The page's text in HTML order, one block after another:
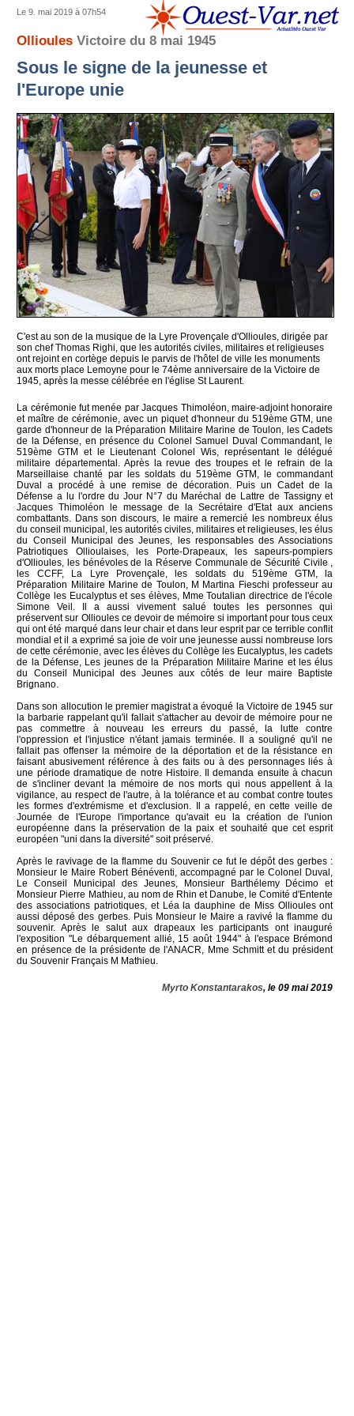
Le 9. mai 2019 à 07h54
OllioulesVictoire du 8 mai 1945
Sous le signe de la jeunesse et
l'Europe unie
C'est au son de la musique de la Lyre Provençale d'Ollioules, dirigée par
son chef Thomas Righi, que les autorités civiles, militaires et religieuses
ont rejoint en cortège depuis le parvis de l'hôtel de ville les monuments
aux morts place Lemoyne pour le 74ème anniversaire de la Victoire de
1945, après la messe célébrée en l'église St Laurent.
La cérémonie fut menée par Jacques Thimoléon, maire-adjoint honoraire
et maître de cérémonie, avec un piquet d'honneur du 519ème GTM, une
garde d'honneur de la Préparation Militaire Marine de Toulon, les Cadets
de la Défense, en présence du Colonel Samuel Duval Commandant, le
519ème GTM et le Lieutenant Colonel Wis, représentant le délégué
militaire départemental. Après la revue des troupes et le refrain de la
Marseillaise chanté par les soldats du 519ème GTM, le commandant
Duval a procédé à une remise de décoration. Puis un Cadet de la
Défense a lu l'ordre du Jour N°7 du Maréchal de Lattre de Tassigny et
Jacques Thimoléon le message de la Secrétaire d'Etat aux anciens
combattants. Dans son discours, le maire a remercié les nombreux élus
du conseil municipal, les autorités civiles, militaires et religieuses, les élus
du Conseil Municipal des Jeunes, les responsables des Associations
Patriotiques Ollioulaises, les Porte-Drapeaux, les sapeurs-pompiers
d'Ollioules, les bénévoles de la Réserve Communale de Sécurité Civile ,
les CCFF, La Lyre Provençale, les soldats du 519ème GTM, la
Préparation Militaire Marine de Toulon, M Martina Fieschi professeur au
Collège les Eucalyptus et ses élèves, Mme Toutalian directrice de l'école
Simone Veil. Il a aussi vivement salué toutes les personnes qui
préservent sur Ollioules ce devoir de mémoire si important pour tous ceux
qui ont été marqué dans leur chair et dans leur esprit par ce terrible conflit
mondial et il a exprimé sa joie de voir une jeunesse aussi nombreuse lors
de cette cérémonie, avec les élèves du Collège les Eucalyptus, les cadets
de la Défense, Les jeunes de la Préparation Militaire Marine et les élus
du Conseil Municipal des Jeunes aux côtés de leur maire Baptiste
Brignano.
Dans son allocution le premier magistrat a évoqué la Victoire de 1945 sur
la barbarie rappelant qu'il fallait s'attacher au devoir de mémoire pour ne
pas commettre à nouveau les erreurs du passé, la lutte contre
l'oppression et l'injustice n'étant jamais terminée. Il a souligné qu'il ne
fallait pas offenser la mémoire de la déportation et de la résistance en
faisant abusivement référence à des faits ou à des personnages liés à
une période dramatique de notre Histoire. Il demanda ensuite à chacun
de s'incliner devant la mémoire de nos morts qui nous appellent à la
vigilance, au respect de l'autre, à la tolérance et au combat contre toutes
les formes d'extrémisme et d'exclusion. Il a rappelé, en cette veille de
Journée de l'Europe l'importance qu'avait eu la création de l'union
européenne dans la préservation de la paix et souhaité que cet esprit
européen "uni dans la diversité" soit préservé.
Après le ravivage de la flamme du Souvenir ce fut le dépôt des gerbes :
Monsieur le Maire Robert Bénéventi, accompagné par le Colonel Duval,
Le Conseil Municipal des Jeunes, Monsieur Barthélemy Décimo et
Monsieur Pierre Mathieu, au nom de Rhin et Danube, le Comité d'Entente
des associations patriotiques, et Léa la dauphine de Miss Ollioules ont
aussi déposé des gerbes. Puis Monsieur le Maire a ravivé la flamme du
souvenir. Après le salut aux drapeaux les participants ont inauguré
l'exposition "Le débarquement allié, 15 août 1944" à l'espace Brémond
en présence de la présidente de l'ANACR, Mme Schmitt et du président
du Souvenir Français M Mathieu.
Myrto Konstantarakos, le 09 mai 2019